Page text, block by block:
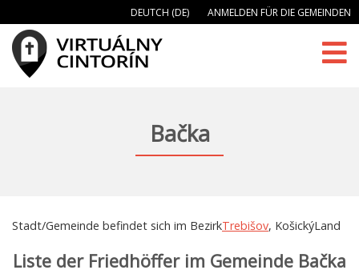
DEUTCH (DE) ANMELDEN FÜR DIE GEMEINDEN
Bačka
Stadt/Gemeinde befindet sich im BezirkTrebišov, KošickýLand
Liste der Friedhöffer im Gemeinde Bačka